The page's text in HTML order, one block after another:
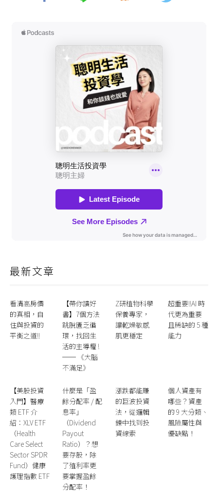
最新文章
看清高房價
的真相，自
住與投資的
平衡之道!!
【帶你讀好
書】7個方法
跳脫匱乏循
環，找回生
活的主導權 !
── 《大腦
不滿足》
Z研植物科學
保養專家，
讓乾燥敏感
肌更穩定
超重要!!AI 時
代更為重要
且稀缺的 5 種
能力
【美股投資
入門】醫療
類 ETF 介
紹：XLV ETF
（Health
Care Select
Sector SPDR
Fund）健康
護理指數 ETF
什麼是「盈
餘分配率 / 配
息率」
（Dividend
Payout
Ratio）？想
要存股，除
了殖利率更
要掌握盈餘
分配率！
漲跌都能賺
的巨波投資
法，從邏輯
鍊中找到投
資線索
個人資產有
哪些？資產
的 9 大分類、
風險屬性與
優缺點！